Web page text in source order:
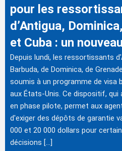
pour les
d’Antigua,
et Cuba : un
Depuis lundi, les ressortissants
Barbuda, de Dominica, de
soumis à un programme de visa
aux États-Unis. Ce dispositif, qui
en phase pilote, permet aux
d'exiger des dépôts de garantie
000 et 20 000 dollars pour
décisions […]